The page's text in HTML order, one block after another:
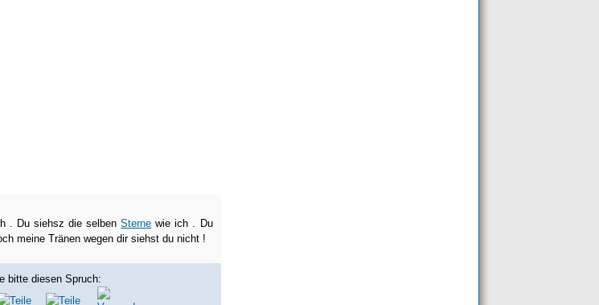
. Du siehsz die selbenSterne wie ich . Du
meine Tränen wegen dir siehst du nicht !
bitte diesen Spruch: